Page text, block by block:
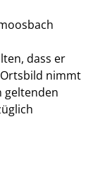
dass er
nimmt
geltenden